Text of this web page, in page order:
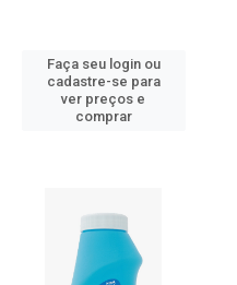
Faça seu login ou
cadastre-se para
ver preços e
comprar